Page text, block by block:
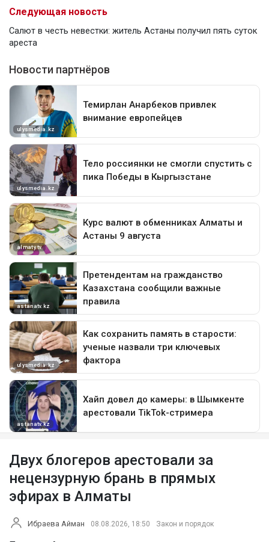
Следующая новость
Салют в честь невестки: житель Астаны получил пять суток
ареста
Двух блогеров арестовали за
нецензурную брань в прямых
эфирах в Алматы
Ибраева Айман 08.08.2026, 18:50 Закон и порядок